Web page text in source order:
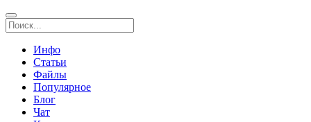
Инфо
Статьи
Файлы
Популярное
Блог
Чат